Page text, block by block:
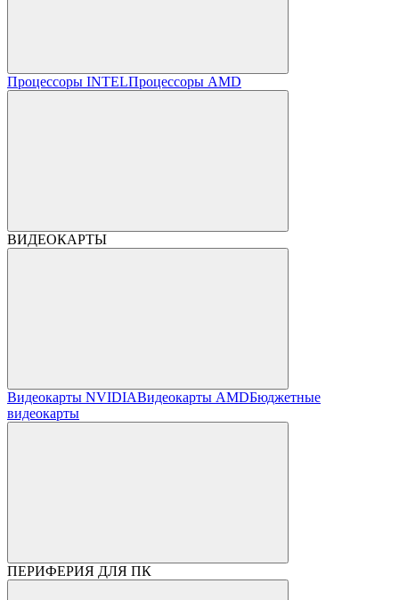
Процессоры INTELПроцессоры AMD
ВИДЕОКАРТЫ
Видеокарты NVIDIAВидеокарты AMDБюджетные
видеокарты
ПЕРИФЕРИЯ ДЛЯ ПК